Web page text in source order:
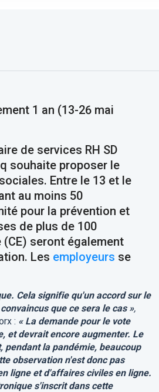
1 an (13-26 mai
de services RH SD
souhaite proposer le
Entre le 13 et le
au moins 50
pour la prévention et
de plus de 100
seront également
Les employeurs se
Cela signifie qu'un accord sur le
que ce sera le cas »,
: « La demande pour le vote
et devrait encore augmenter. Le
la pandémie, beaucoup
observation n'est donc pas
ligne et d'affaires civiles en ligne.
s'inscrit dans cette